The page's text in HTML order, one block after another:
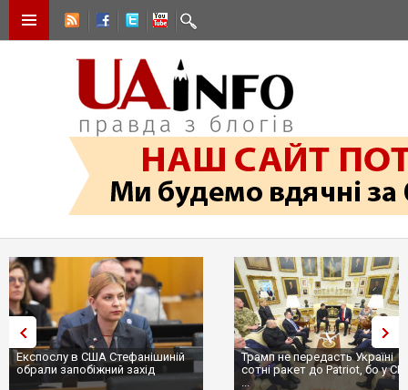
Експослу в США Стефанішиній
обрали запобіжний захід
Трамп не передасть Україні
сотні ракет до Patriot, бо у
...